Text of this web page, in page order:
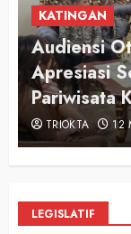
KATINGAN
Audiensi
Apresiasi
Pariwisata
TRIOKTA 12
LEGISLATIF